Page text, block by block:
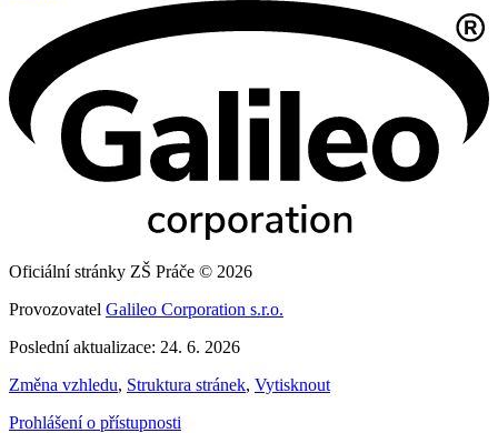
Oficiální stránky ZŠ Práče © 2026
Provozovatel Galileo Corporation s.r.o.
Poslední aktualizace: 24. 6. 2026
Změna vzhledu, Struktura stránek, Vytisknout
Prohlášení o přístupnosti